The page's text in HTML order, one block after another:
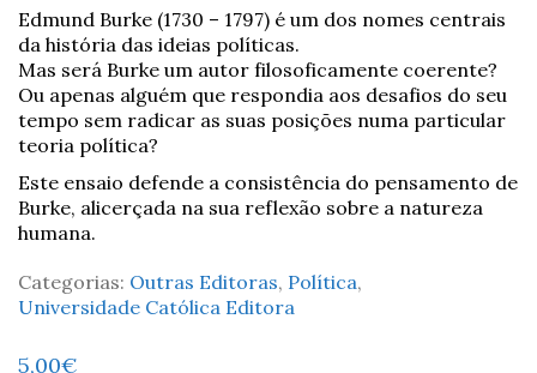
Edmund Burke (1730 – 1797) é um dos nomes centrais
da história das ideias políticas.
Mas será Burke um autor filosoficamente coerente?
Ou apenas alguém que respondia aos desafios do seu
tempo sem radicar as suas posições numa particular
teoria política?
Este ensaio defende a consistência do pensamento de
Burke, alicerçada na sua reflexão sobre a natureza
humana.
Categorias: Outras Editoras, Política,
Universidade Católica Editora
5,00€